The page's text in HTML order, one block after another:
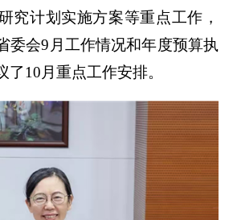
究计划实施方案等重点工作，
委会9月工作情况和年度预算执
10月重点工作安排。